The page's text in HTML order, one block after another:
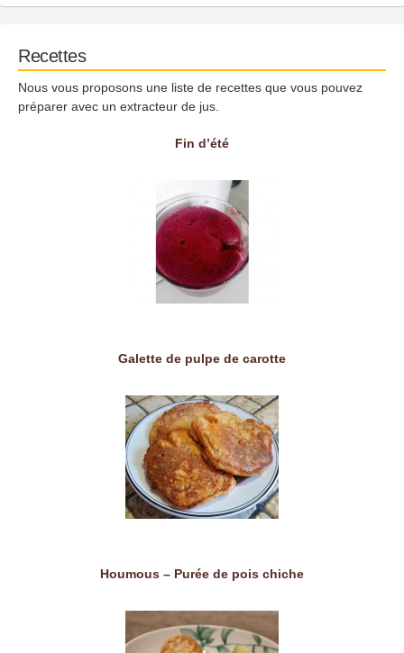
Recettes
Nous vous proposons une liste de recettes que vous pouvez
préparer avec un extracteur de jus.
Fin d’été
Galette de pulpe de carotte
Houmous – Purée de pois chiche